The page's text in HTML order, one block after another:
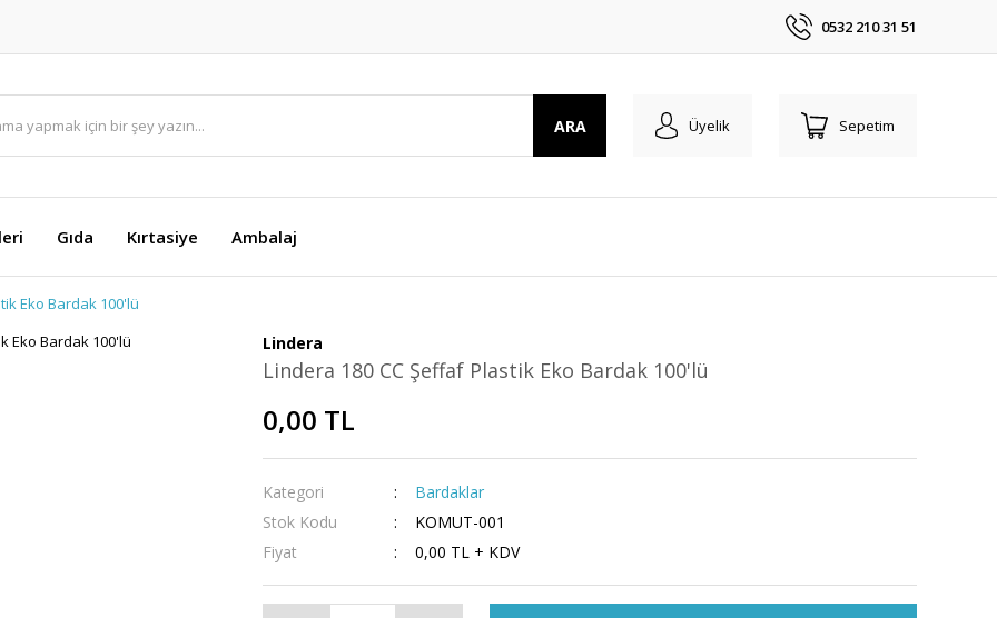
0532 210 31 51
ARA Üyelik Sepetim
Gıda Kırtasiye Ambalaj
Eko Bardak 100'lü
Lindera
Lindera 180 CC Şeffaf Plastik Eko Bardak 100'lü
0,00 TL
Kategori
Bardaklar
Stok Kodu
KOMUT-001
Fiyat
0,00 TL + KDV